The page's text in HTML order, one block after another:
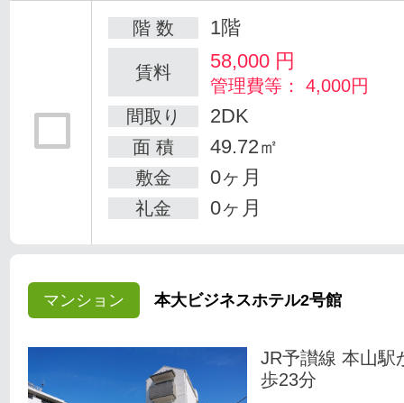
階 数 1階
賃料 58,000 円
管理費等： 4,000円
間取り
2DK
面 積 49.72㎡
敷金 0ヶ月
礼金 0ヶ月
マンション 本大ビジネスホテル2号館
JR予讃線 本山駅
歩23分